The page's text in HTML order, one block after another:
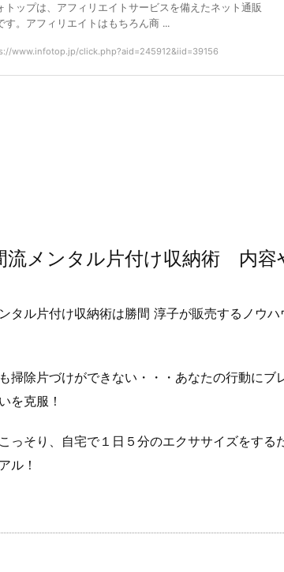
トップは、アフィリエイトサービスを備えたネット通販
す。アフィリエイトはもちろん商 ...
www.infotop.jp/click.php?aid=245912&iid=39156
流メンタル片付け収納術 内容
タル片付け収納術は勝間 淳子が販売するノウ
掃除片づけができない・・・あなたの行動に
を克服！
っそり、自宅で１日５分のエクササイズをす
ル！